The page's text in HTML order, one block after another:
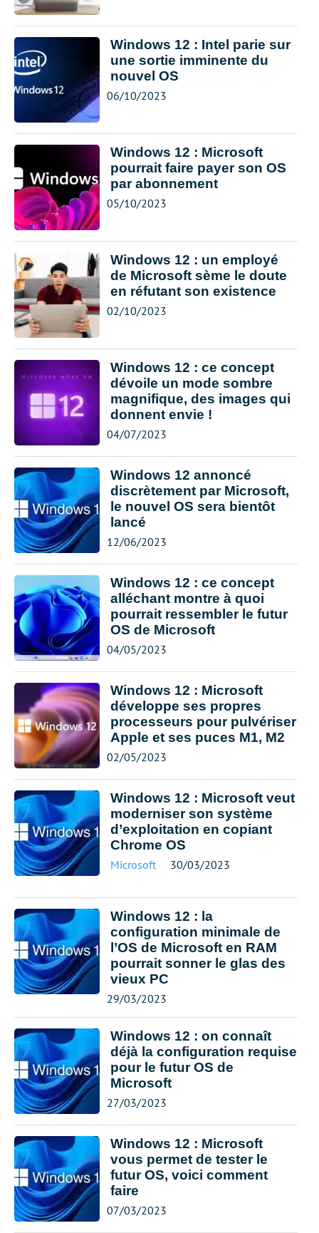
Windows 12 : Intel parie sur
une sortie imminente du
nouvel OS
06/10/2023
Windows 12 : Microsoft
pourrait faire payer son OS
par abonnement
05/10/2023
Windows 12 : un employé
de Microsoft sème le doute
en réfutant son existence
02/10/2023
Windows 12 : ce concept
dévoile un mode sombre
magnifique, des images qui
donnent envie !
04/07/2023
Windows 12 annoncé
discrètement par Microsoft,
le nouvel OS sera bientôt
lancé
12/06/2023
Windows 12 : ce concept
alléchant montre à quoi
pourrait ressembler le futur
OS de Microsoft
04/05/2023
Windows 12 : Microsoft
développe ses propres
processeurs pour pulvériser
Apple et ses puces M1, M2
02/05/2023
Windows 12 : Microsoft veut
moderniser son système
d’exploitation en copiant
Chrome OS
Microsoft 30/03/2023
Windows 12 : la
configuration minimale de
l’OS de Microsoft en RAM
pourrait sonner le glas des
vieux PC
29/03/2023
Windows 12 : on connaît
déjà la configuration requise
pour le futur OS de
Microsoft
27/03/2023
Windows 12 : Microsoft
vous permet de tester le
futur OS, voici comment
faire
07/03/2023